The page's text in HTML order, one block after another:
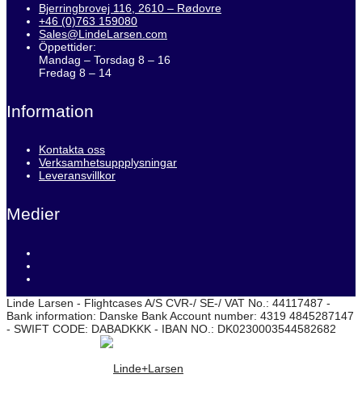
Bjerringbrovej 116, 2610 – Rødovre
+46 (0)763 159080
Sales@LindeLarsen.com
Öppettider:
Mandag – Torsdag 8 – 16
Fredag 8 – 14
Information
Kontakta oss
Verksamhetsuppplysningar
Leveransvillkor
Medier
Linde Larsen - Flightcases A/S CVR-/ SE-/ VAT No.: 44117487 -
Bank information: Danske Bank Account number: 4319 4845287147
- SWIFT CODE: DABADKKK - IBAN NO.: DK0230003544582682